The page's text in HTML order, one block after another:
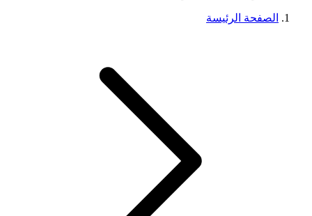
الصفحة الرئيسة